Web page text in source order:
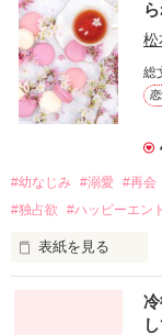
松
総
#幼なじみ #溺愛 #再会
#独占欲
#ハッピーエン
表紙を見る